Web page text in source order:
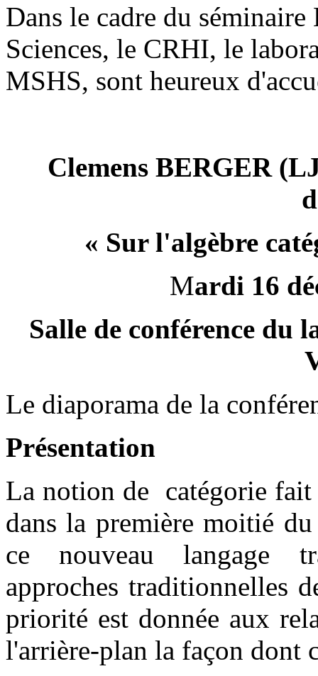
Dans le cadre du
Sciences, le CRHI, le
MSHS, sont heureux
Clemens BERGER
« Sur l'algèbre
Mardi 16
Salle de conférence du
Le diaporama de la
Présentation
La notion de catégorie fait
dans la première moitié
ce nouveau langage
approches traditionnelles
priorité est donnée aux
l'arrière-plan la façon dont